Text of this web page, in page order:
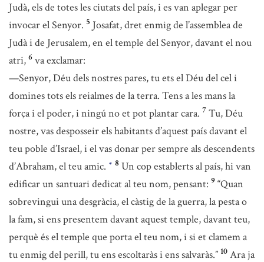
Judà, els de totes les ciutats del país, i es van aplegar per
invocar el Senyor. 5 Josafat, dret enmig de l’assemblea de
Judà i de Jerusalem, en el temple del Senyor, davant el nou
atri, 6 va exclamar:
—Senyor, Déu dels nostres pares, tu ets el Déu del cel i
domines tots els reialmes de la terra. Tens a les mans la
força i el poder, i ningú no et pot plantar cara. 7 Tu, Déu
nostre, vas desposseir els habitants d’aquest país davant el
teu poble d’Israel, i el vas donar per sempre als descendents
d’Abraham, el teu amic. * 8 Un cop establerts al país, hi van
edificar un santuari dedicat al teu nom, pensant: 9 “Quan
sobrevingui una desgràcia, el càstig de la guerra, la pesta o
la fam, si ens presentem davant aquest temple, davant teu,
perquè és el temple que porta el teu nom, i si et clamem a
tu enmig del perill, tu ens escoltaràs i ens salvaràs.” 10 Ara ja